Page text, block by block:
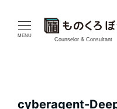
MENU
Counselor & Consultant
cyberagent-